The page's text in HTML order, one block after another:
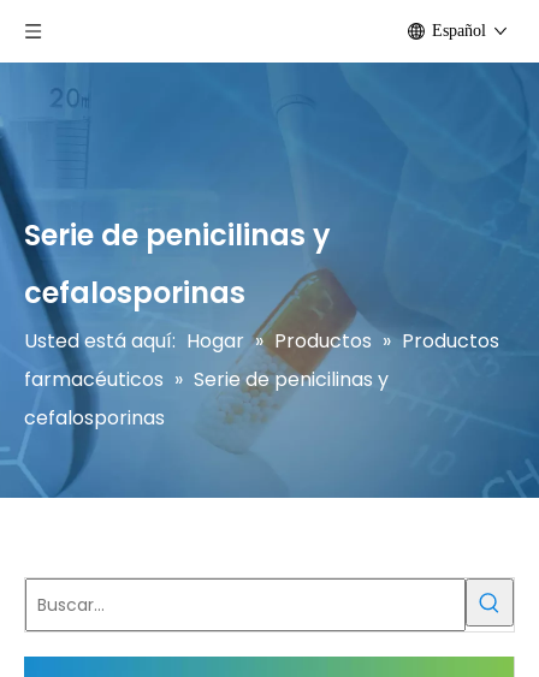
Español
Serie de penicilinas y
cefalosporinas
Usted está aquí: Hogar » Productos » Productos
farmacéuticos » Serie de penicilinas y
cefalosporinas